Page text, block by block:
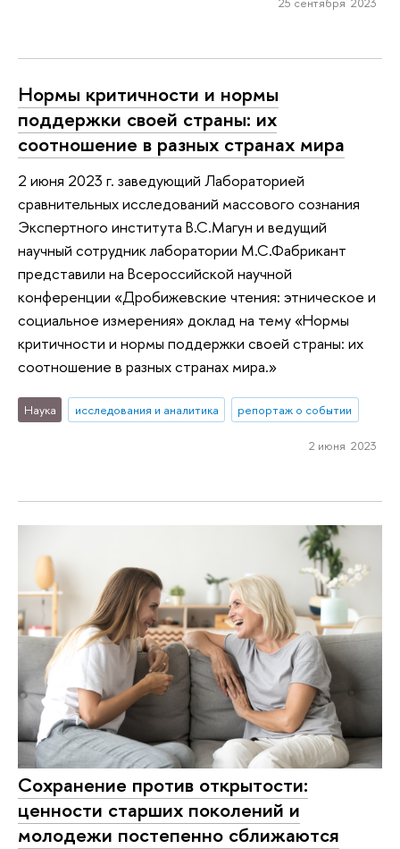
Нормы критичности и нормы
поддержки своей страны: их
соотношение в разных странах мира
2 июня 2023 г. заведующий Лабораторией
сравнительных исследований массового сознания
Экспертного института В.С.Магун и ведущий
научный сотрудник лаборатории М.С.Фабрикант
представили на Всероссийской научной
конференции «Дробижевские чтения: этническое и
социальное измерения» доклад на тему «Нормы
критичности и нормы поддержки своей страны: их
соотношение в разных странах мира.»
Наука исследования и аналитика репортаж о событии
2 июня 2023
Сохранение против открытости:
ценности старших поколений и
молодежи постепенно сближаются